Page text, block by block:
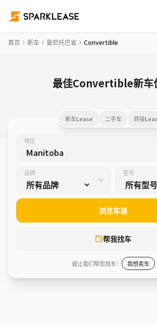
首页 新车 曼尼托巴省 Convertible
最佳Convertible新车
新车Lease 二手车 转接
地区
品牌 型号
帮我找车
浏览车源
或让我们帮您找车： 我想卖车